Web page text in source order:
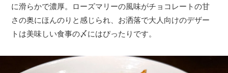
に滑らかで濃厚。ローズマリーの風味がチョコレートの甘
さの奥にほんのりと感じられ、お洒落で大人向けのデザー
トは美味しい食事の〆にはぴったりです。